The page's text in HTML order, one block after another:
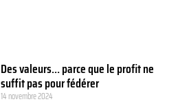
Des valeurs… parce que le profit ne
suffit pas pour fédérer
14 novembre 2024